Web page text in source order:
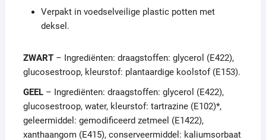
Verpakt in voedselveilige plastic potten met
deksel.
ZWART– Ingrediënten: draagstoffen: glycerol (E422),
glucosestroop, kleurstof: plantaardige koolstof (E153).
GEEL– Ingrediënten: draagstoffen: glycerol (E422),
glucosestroop, water, kleurstof: tartrazine (E102)*,
geleermiddel: gemodificeerd zetmeel (E1422),
xanthaangom (E415), conserveermiddel: kaliumsorbaat